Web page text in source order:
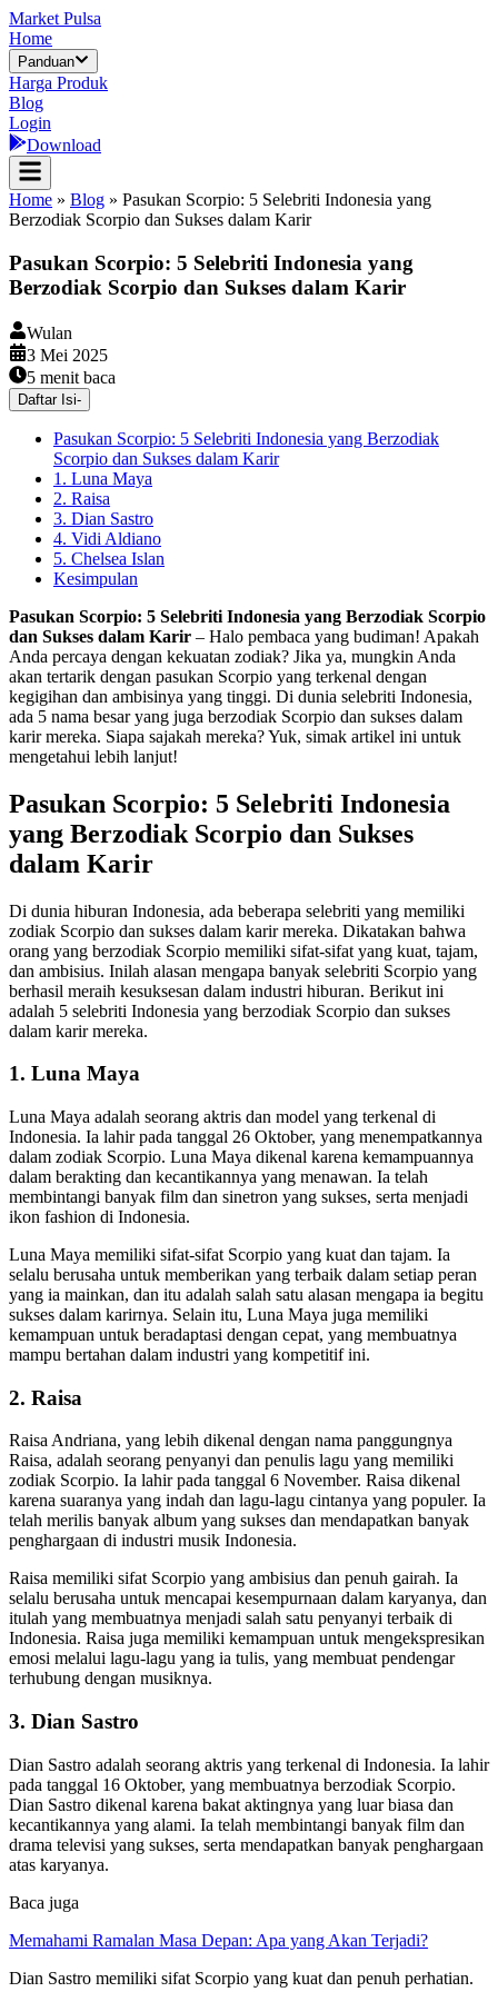
Market Pulsa
Home
Panduan
Harga Produk
Blog
Login
Download
Home » Blog » Pasukan Scorpio: 5 Selebriti Indonesia yang
Berzodiak Scorpio dan Sukses dalam Karir
Pasukan Scorpio: 5 Selebriti Indonesia yang
Berzodiak Scorpio dan Sukses dalam Karir
Wulan
3 Mei 2025
5 menit baca
Daftar Isi-
Pasukan Scorpio: 5 Selebriti Indonesia yang Berzodiak
Scorpio dan Sukses dalam Karir
1. Luna Maya
2. Raisa
3. Dian Sastro
4. Vidi Aldiano
5. Chelsea Islan
Kesimpulan
Pasukan Scorpio: 5 Selebriti Indonesia yang Berzodiak Scorpio
dan Sukses dalam Karir – Halo pembaca yang budiman! Apakah
Anda percaya dengan kekuatan zodiak? Jika ya, mungkin Anda
akan tertarik dengan pasukan Scorpio yang terkenal dengan
kegigihan dan ambisinya yang tinggi. Di dunia selebriti Indonesia,
ada 5 nama besar yang juga berzodiak Scorpio dan sukses dalam
karir mereka. Siapa sajakah mereka? Yuk, simak artikel ini untuk
mengetahui lebih lanjut!
Pasukan Scorpio: 5 Selebriti Indonesia
yang Berzodiak Scorpio dan Sukses
dalam Karir
Di dunia hiburan Indonesia, ada beberapa selebriti yang memiliki
zodiak Scorpio dan sukses dalam karir mereka. Dikatakan bahwa
orang yang berzodiak Scorpio memiliki sifat-sifat yang kuat, tajam,
dan ambisius. Inilah alasan mengapa banyak selebriti Scorpio yang
berhasil meraih kesuksesan dalam industri hiburan. Berikut ini
adalah 5 selebriti Indonesia yang berzodiak Scorpio dan sukses
dalam karir mereka.
1. Luna Maya
Luna Maya adalah seorang aktris dan model yang terkenal di
Indonesia. Ia lahir pada tanggal 26 Oktober, yang menempatkannya
dalam zodiak Scorpio. Luna Maya dikenal karena kemampuannya
dalam berakting dan kecantikannya yang menawan. Ia telah
membintangi banyak film dan sinetron yang sukses, serta menjadi
ikon fashion di Indonesia.
Luna Maya memiliki sifat-sifat Scorpio yang kuat dan tajam. Ia
selalu berusaha untuk memberikan yang terbaik dalam setiap peran
yang ia mainkan, dan itu adalah salah satu alasan mengapa ia begitu
sukses dalam karirnya. Selain itu, Luna Maya juga memiliki
kemampuan untuk beradaptasi dengan cepat, yang membuatnya
mampu bertahan dalam industri yang kompetitif ini.
2. Raisa
Raisa Andriana, yang lebih dikenal dengan nama panggungnya
Raisa, adalah seorang penyanyi dan penulis lagu yang memiliki
zodiak Scorpio. Ia lahir pada tanggal 6 November. Raisa dikenal
karena suaranya yang indah dan lagu-lagu cintanya yang populer. Ia
telah merilis banyak album yang sukses dan mendapatkan banyak
penghargaan di industri musik Indonesia.
Raisa memiliki sifat Scorpio yang ambisius dan penuh gairah. Ia
selalu berusaha untuk mencapai kesempurnaan dalam karyanya, dan
itulah yang membuatnya menjadi salah satu penyanyi terbaik di
Indonesia. Raisa juga memiliki kemampuan untuk mengekspresikan
emosi melalui lagu-lagu yang ia tulis, yang membuat pendengar
terhubung dengan musiknya.
3. Dian Sastro
Dian Sastro adalah seorang aktris yang terkenal di Indonesia. Ia lahir
pada tanggal 16 Oktober, yang membuatnya berzodiak Scorpio.
Dian Sastro dikenal karena bakat aktingnya yang luar biasa dan
kecantikannya yang alami. Ia telah membintangi banyak film dan
drama televisi yang sukses, serta mendapatkan banyak penghargaan
atas karyanya.
Baca juga
Memahami Ramalan Masa Depan: Apa yang Akan Terjadi?
Dian Sastro memiliki sifat Scorpio yang kuat dan penuh perhatian.